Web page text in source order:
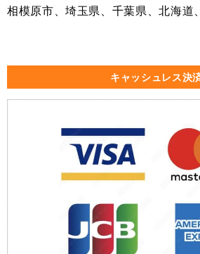
相模原市、埼玉県、千葉県、北海道
キャッシュレス決